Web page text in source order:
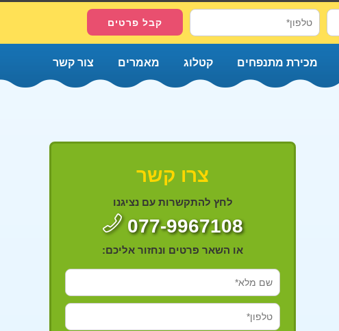
מכירת מתנפחים קטלוג מאמרים צור קשר
צרו קשר
לחץ להתקשרות עם נציגנו
077-9967108
או השאר פרטים ונחזור אליכם: